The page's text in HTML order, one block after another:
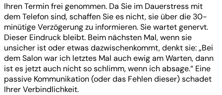
Ihren Termin frei genommen. Da Sie im Dauerstress mit
dem Telefon sind, schaffen Sie es nicht, sie über die 30-
minütige Verzögerung zu informieren. Sie wartet genervt.
Dieser Eindruck bleibt. Beim nächsten Mal, wenn sie
unsicher ist oder etwas dazwischenkommt, denkt sie: „Bei
dem Salon war ich letztes Mal auch ewig am Warten, dann
ist es jetzt auch nicht so schlimm, wenn ich absage.“ Eine
passive Kommunikation (oder das Fehlen dieser) schadet
Ihrer Verbindlichkeit.